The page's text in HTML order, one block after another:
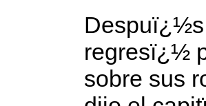
regresï¿½
sobre sus